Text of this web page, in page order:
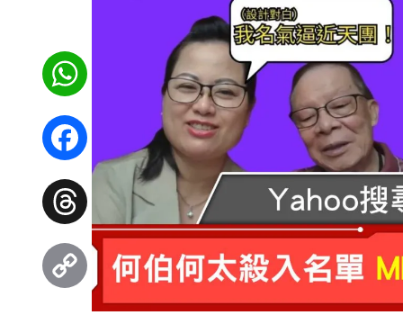
WhatsApp
Facebook
Threads
Copy